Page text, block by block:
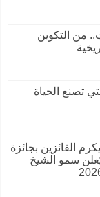
من التكوين
تصنع الحياة
الفائزين بجائزة
يُعلن سمو الشيخ